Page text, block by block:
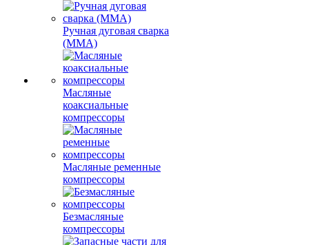
Ручная дуговая сварка
(MMA)
Масляные
коаксиальные
компрессоры
Масляные ременные
компрессоры
Безмасляные
компрессоры